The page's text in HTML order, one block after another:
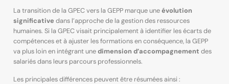
La transition de la GPEC vers la GEPP marque uneévolution
significative dans l’approche de la gestion des ressources
humaines. Si la GPEC visait principalement à identifier les écarts de
compétences et à ajuster les formations en conséquence, la GEPP
va plus loin en intégrant unedimension d’accompagnement des
salariés dans leurs parcours professionnels.
Les principales différences peuvent être résumées ainsi :